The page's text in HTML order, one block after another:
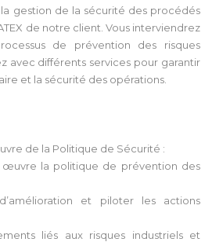
gestion de la sécurité des procédés
de notre client. Vous interviendrez
de prévention des risques
avec différents services pour garantir
et la sécurité des opérations.
de la Politique de Sécurité :
la politique de prévention des
et piloter les actions
liés aux risques industriels et